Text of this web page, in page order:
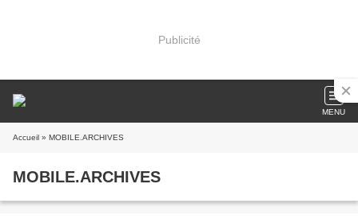
Publicité
MENU
Accueil » MOBILE.ARCHIVES
MOBILE.ARCHIVES